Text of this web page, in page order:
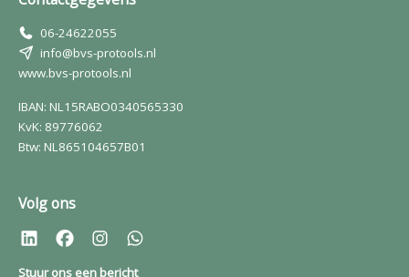
06-24622055
info@bvs-protools.nl
www.bvs-protools.nl
IBAN: NL15RABO0340565330
KvK: 89776062
Btw: NL865104657B01
Volg ons
Stuur ons een bericht